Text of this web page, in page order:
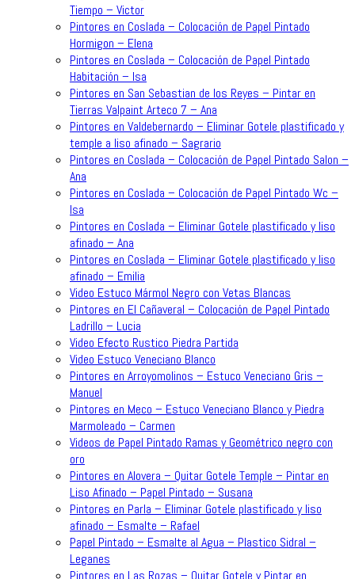
Tiempo – Victor
Pintores en Coslada – Colocación de Papel Pintado
Hormigon – Elena
Pintores en Coslada – Colocación de Papel Pintado
Habitación – Isa
Pintores en San Sebastian de los Reyes – Pintar en
Tierras Valpaint Arteco 7 – Ana
Pintores en Valdebernardo – Eliminar Gotele plastificado y
temple a liso afinado – Sagrario
Pintores en Coslada – Colocación de Papel Pintado Salon –
Ana
Pintores en Coslada – Colocación de Papel Pintado Wc –
Isa
Pintores en Coslada – Eliminar Gotele plastificado y liso
afinado – Ana
Pintores en Coslada – Eliminar Gotele plastificado y liso
afinado – Emilia
Video Estuco Mármol Negro con Vetas Blancas
Pintores en El Cañaveral – Colocación de Papel Pintado
Ladrillo – Lucia
Video Efecto Rustico Piedra Partida
Video Estuco Veneciano Blanco
Pintores en Arroyomolinos – Estuco Veneciano Gris –
Manuel
Pintores en Meco – Estuco Veneciano Blanco y Piedra
Marmoleado – Carmen
Videos de Papel Pintado Ramas y Geométrico negro con
oro
Pintores en Alovera – Quitar Gotele Temple – Pintar en
Liso Afinado – Papel Pintado – Susana
Pintores en Parla – Eliminar Gotele plastificado y liso
afinado – Esmalte – Rafael
Papel Pintado – Esmalte al Agua – Plastico Sidral –
Leganes
Pintores en Las Rozas – Quitar Gotele y Pintar en